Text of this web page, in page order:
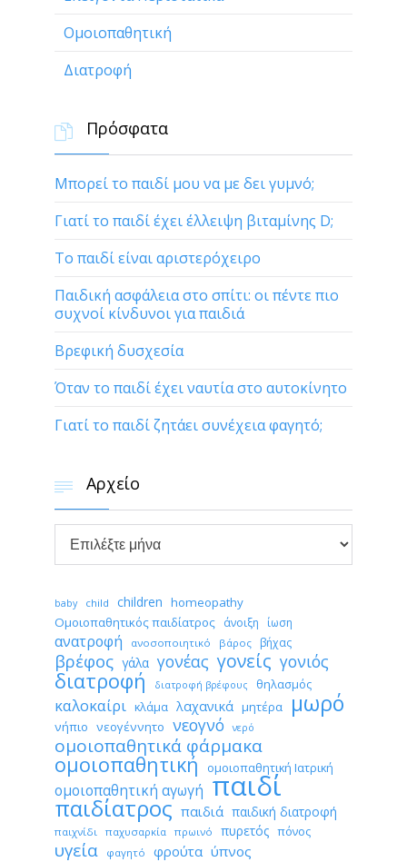
Ομοιοπαθητική
Διατροφή
 Πρόσφατα
Μπορεί το παιδί μου να με δει γυμνό;
Γιατί το παιδί έχει έλλειψη βιταμίνης D;
Το παιδί είναι αριστερόχειρο
Παιδική ασφάλεια στο σπίτι: οι πέντε πιο
συχνοί κίνδυνοι για παιδιά
Βρεφική δυσχεσία
Όταν το παιδί έχει ναυτία στο αυτοκίνητο
Γιατί το παιδί ζητάει συνέχεια φαγητό;
 Αρχείο
Αρχείο
baby child children homeopathy
Ομοιοπαθητικός παιδίατρος άνοιξη ίωση
ανατροφή ανοσοποιητικό βάρος βήχας
βρέφος γάλα γονέας γονείς γονιός
διατροφή διατροφή βρέφους θηλασμός
καλοκαίρι κλάμα λαχανικά μητέρα μωρό
νήπιο νεογέννητο νεογνό νερό
ομοιοπαθητικά φάρμακα
ομοιοπαθητική ομοιοπαθητική Ιατρική
ομοιοπαθητική αγωγή παιδί
παιδίατρος παιδιά παιδική διατροφή
παιχνίδι παχυσαρκία πρωινό πυρετός πόνος
υγεία φαγητό φρούτα ύπνος